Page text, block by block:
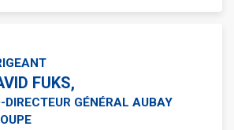
FUKS,
DIRECTEUR GÉNÉRAL AUBAY